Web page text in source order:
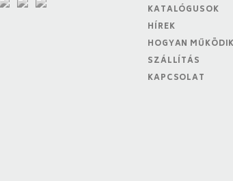
KATALÓGUSOK
HÍREK
HOGYAN
SZÁLLÍTÁS
KAPCSOLAT